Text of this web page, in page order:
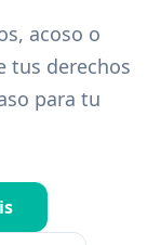
acoso o
tus derechos
para tu